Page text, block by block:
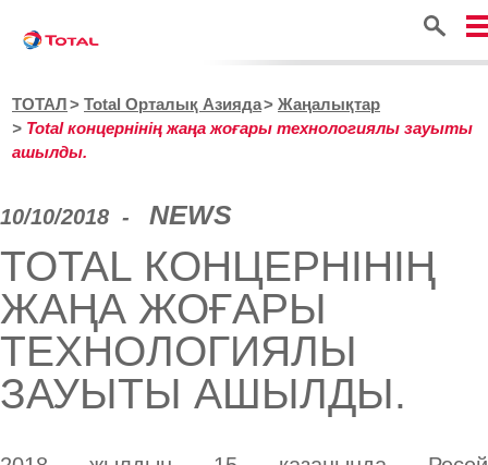
Іздестіру
ТОТАЛ Total Орталық Азияда
Жаңалықтар
Total концернінің жаңа жоғары технологиялы зауыты
ашылды.
10/10/2018 NEWS
TOTAL КОНЦЕРНІНІҢ
ЖАҢА ЖОҒАРЫ
ТЕХНОЛОГИЯЛЫ
ЗАУЫТЫ АШЫЛДЫ.